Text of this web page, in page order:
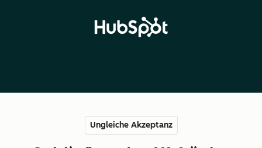
Ungleiche Akzeptanz